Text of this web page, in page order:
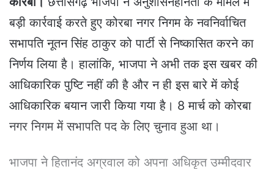
बड़ी कार्रवाई करते हुए कोरबा नगर निगम के नवनिर्वाचित
सभापति नूतन सिंह ठाकुर को पार्टी से निष्कासित करने का
निर्णय लिया है। हालांकि, भाजपा ने अभी तक इस खबर की
आधिकारिक पुष्टि नहीं की है और न ही इस बारे में कोई
आधिकारिक बयान जारी किया गया है। 8 मार्च को कोरबा
नगर निगम में सभापति पद के लिए चुनाव हुआ था।
भाजपा ने हितानंद अग्रवाल को अपना अधिकृत उम्मीदवार